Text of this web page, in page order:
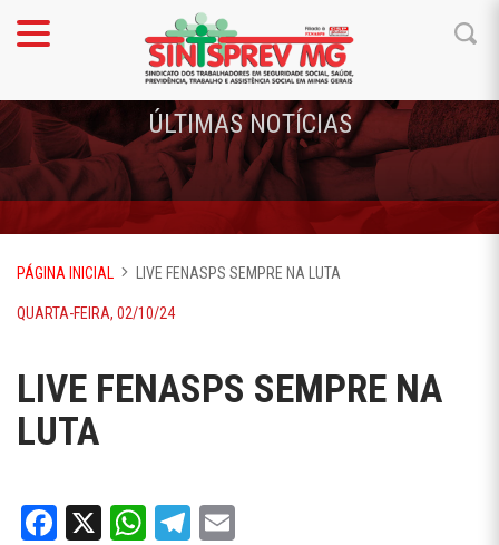
ÚLTIMAS NOTÍCIAS
PÁGINA INICIAL LIVE FENASPS SEMPRE NA LUTA
QUARTA-FEIRA, 02/10/24
LIVE FENASPS SEMPRE NA
LUTA
Facebook
X WhatsApp
Telegram